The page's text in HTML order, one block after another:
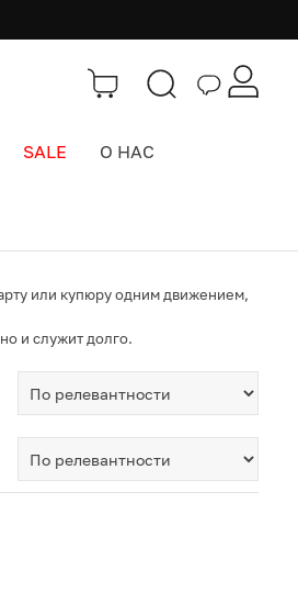
SALE О НАС
или купюру одним движением,
и служит долго.